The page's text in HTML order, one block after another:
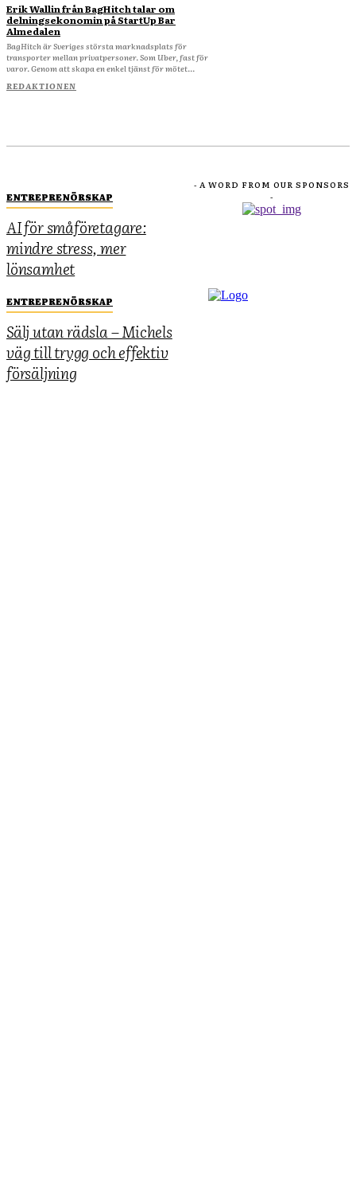
Erik Wallin från BagHitch talar om
delningsekonomin på StartUp Bar
Almedalen
BagHitch är Sveriges största marknadsplats för
transporter mellan privatpersoner. Som Uber, fast för
varor. Genom att skapa en enkel tjänst för mötet...
REDAKTIONEN
ENTREPRENÖRSKAP
AI för småföretagare:
mindre stress, mer
lönsamhet
ENTREPRENÖRSKAP
Sälj utan rädsla – Michels
väg till trygg och effektiv
försäljning
- A WORD FROM OUR SPONSORS
-